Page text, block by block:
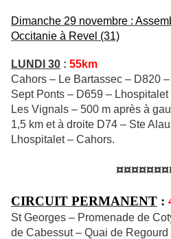
Dimanche 29 novembre :
Occitanie à Revel (31)
LUNDI 30 : 55km
Cahors – Le Bartassec – D820
Sept Ponts – D659 –
Les Vignals – 500 m après à
1,5 km et à droite D74 – Ste
Lhospitalet – Cahors.
CIRCUIT PERMANENT :
St Georges – Promenade de
de Cabessut – Quai de